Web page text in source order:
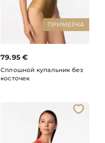
ПРИМЕРКА
79.95 €
Сплошной купальник без
косточек